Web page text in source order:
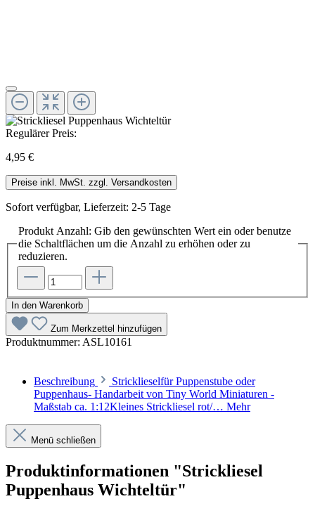
Regulärer Preis:
4,95 €
Preise inkl. MwSt. zzgl. Versandkosten
Sofort verfügbar, Lieferzeit: 2-5 Tage
Produkt Anzahl: Gib den gewünschten Wert ein oder benutze
die Schaltflächen um die Anzahl zu erhöhen oder zu
reduzieren.
In den Warenkorb
Zum Merkzettel hinzufügen
Produktnummer: ASL10161
Beschreibung
Stricklieselfür Puppenstube oder
Puppenhaus- Handarbeit von Tiny World Miniaturen -
Maßstab ca. 1:12Kleines Strickliesel rot/… Mehr
Menü schließen
Produktinformationen "Strickliesel
Puppenhaus Wichteltür"